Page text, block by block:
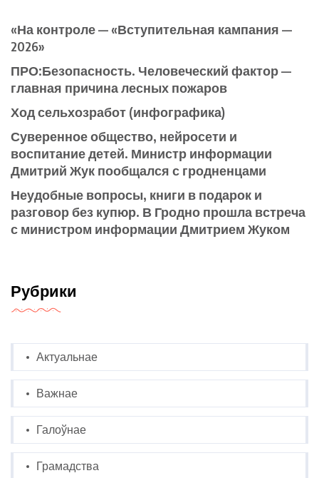
«На контроле — «Вступительная кампания —
2026»
ПРО:Безопасность. Человеческий фактор —
главная причина лесных пожаров
Ход сельхозработ (инфографика)
Суверенное общество, нейросети и
воспитание детей. Министр информации
Дмитрий Жук пообщался с гродненцами
Неудобные вопросы, книги в подарок и
разговор без купюр. В Гродно прошла встреча
с министром информации Дмитрием Жуком
Рубрики
Актуальнае
Важнае
Галоўнае
Грамадства